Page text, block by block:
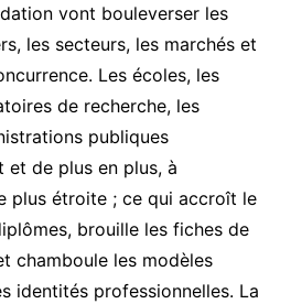
vont bouleverser les
les secteurs, les marchés et
Les écoles, les
de recherche, les
publiques
de plus en plus, à
plus étroite ; ce qui accroît le
brouille les fiches de
chamboule les modèles
identités professionnelles. La